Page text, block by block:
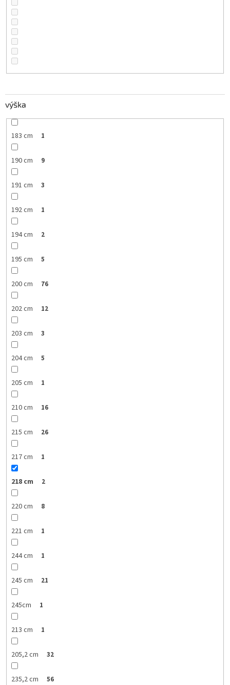
výška
183 cm 1
190 cm 9
191 cm 3
192 cm 1
194 cm 2
195 cm 5
200 cm 76
202 cm 12
203 cm 3
204 cm 5
205 cm 1
210 cm 16
215 cm 26
217 cm 1
218 cm 2
220 cm 8
221 cm 1
244 cm 1
245 cm 21
245cm 1
213 cm 1
205,2 cm 32
235,2 cm 56